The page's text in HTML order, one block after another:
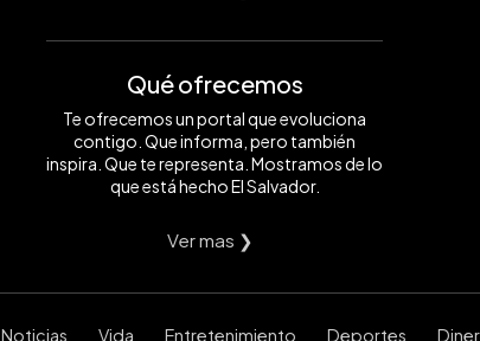
Qué ofrecemos
Te ofrecemos un portal que evoluciona
contigo. Que informa, pero también
inspira. Que te representa. Mostramos de lo
que está hecho El Salvador.
Ver mas ❯
Noticias Vida Entretenimiento Deportes